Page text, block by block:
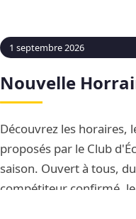
1 septembre 2026
Nouvelle
Découvrez les horaires,
proposés par le Club
saison. Ouvert à tous,
compétiteur confirmé,